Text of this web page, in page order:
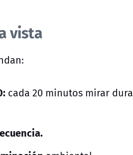
vista
cada 20 minutos mirar